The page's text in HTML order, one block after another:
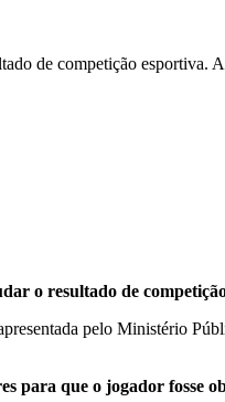
de competição esportiva.
o resultado de
pelo Ministério
para que o jogador fosse